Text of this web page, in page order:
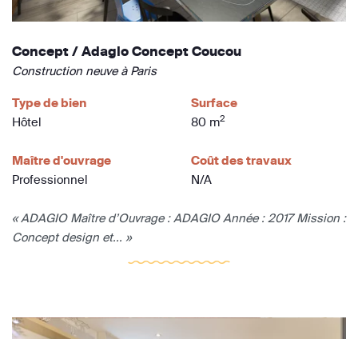
Concept / Adagio Concept Coucou
Construction neuve à Paris
Type de bien
Hôtel
Surface
80 m2
Maître d'ouvrage
Professionnel
Coût des travaux
N/A
« ADAGIO Maître d’Ouvrage : ADAGIO Année : 2017 Mission :
Concept design et... »